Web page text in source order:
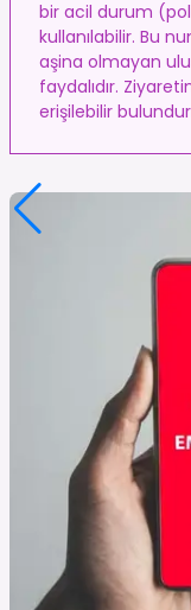
bir acil durum
kullanılabilir. Bu
aşina olmayan
faydalıdır.
erişilebilir